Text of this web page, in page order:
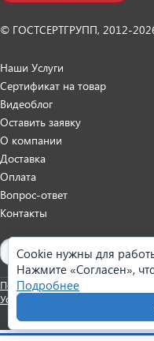
© ГОСТСЕРТГРУПП, 2012-
Наши Услуги
Сертификат на товар
Видеоблог
Оставить заявку
О компании
Доставка
Оплата
Вопрос-ответ
Контакты
Политика персональных данных
Условия оказания услуг
Cookie нужны для
Нажмите «Согласен»,
Подробнее